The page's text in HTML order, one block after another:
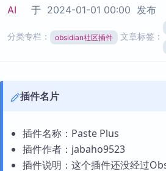
AI 于 2024-01-01 00:00 发布
分类专栏： obsidian社区插件 文章标签：
插件名片
插件名称：Paste Plus
插件作者：jabaho9523
插件说明：这个插件还没经过